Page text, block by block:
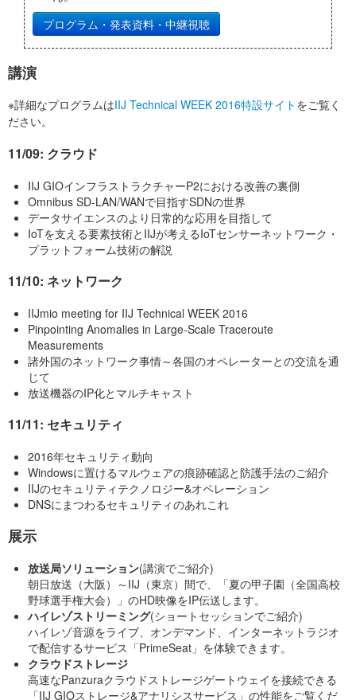
プログラム・発表資料・中継視聴
講演
※詳細なプログラムはIIJ Technical WEEK 2016特設サイト をご覧く
ださい。
11/09: クラウド
IIJ GIOインフラストラクチャーP2における改善の裏側
Omnibus SD-LAN/WANで目指すSDNの世界
データサイエンスのより日常的な応用を目指して
IoTを支える要素技術とIIJが考えるIoTセンサーネットワーク・
プラットフォーム技術の解説
11/10: ネットワーク
IIJmio meeting for IIJ Technical WEEK 2016
Pinpointing Anomalies in Large-Scale Traceroute
Measurements
諸外国のネットワーク事情～各国のオペレーターとの交流を通
じて
放送機器のIP化とマルチキャスト
11/11: セキュリティ
2016年セキュリティ動向
Windowsに置けるマルウェアの痕跡確認と防護手法のご紹介
IIJのセキュリティテクノロジー&オペレーション
DNSにまつわるセキュリティのあれこれ
展示
放送局ソリューション(講演でご紹介)
朝日放送（大阪）～IIJ（東京）間で、「夏の甲子園（全国高校
野球選手権大会）」のHD映像をIP伝送します。
ハイレゾストリーミング(ショートセッションでご紹介)
ハイレゾ音源をライブ、オンデマンド、インターネットラジオ
で配信するサービス「PrimeSeat」を体験できます。
クラウドストレージ
高速なPanzuraクラウドストレージゲートウェイを接続できる
「IIJ GIOストレージ&アナリシスサービス」の性能をご覧くだ